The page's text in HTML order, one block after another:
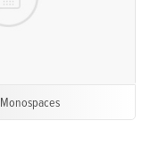
Monospaces